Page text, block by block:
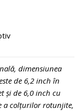
dimensiunea
de 6,2 inch în
și de 6,0 inch cu
a colțurilor rotunjite,